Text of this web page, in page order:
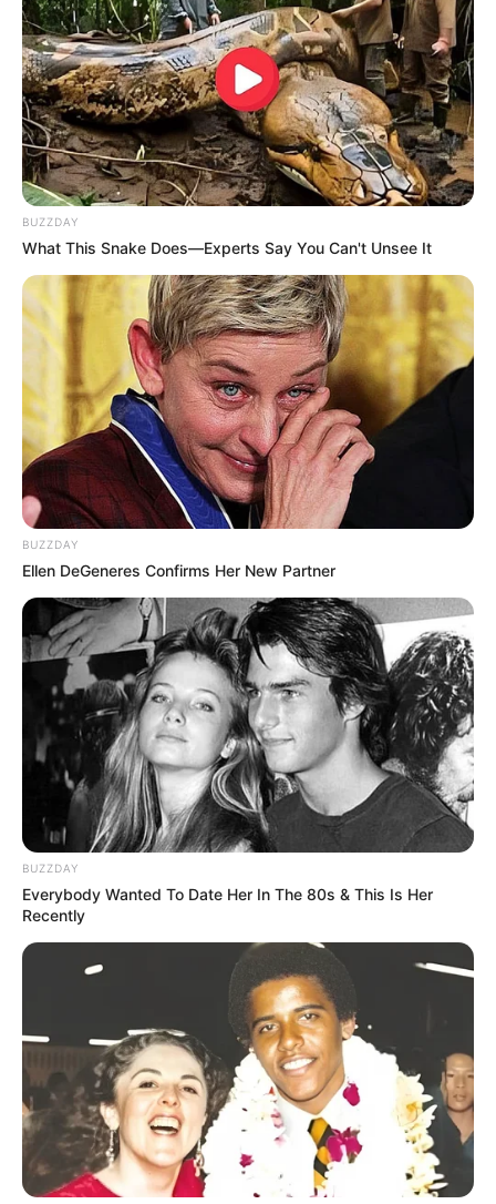
Serem! 9 Chat Ojek Online &
Pelanggan Ini Bikin Auto
Merinding
Bikin Ngakak, 10 Potret
Cosplay Murah Pakai Bahan
Seadanya
Anti Mainstream, 10 Cara
Membawa Barang Belanjaan
Versi Warga Thailand
Langka Banget! 10 Pose Lucu
Katak yang Bikin Ketawa
Gemes
BUZZDAY
What This Snake Does—Experts Say You Can't Unsee It
BUZZDAY
Ellen DeGeneres Confirms Her New Partner
BUZZDAY
Everybody Wanted To Date Her In The 80s & This Is Her
Recently